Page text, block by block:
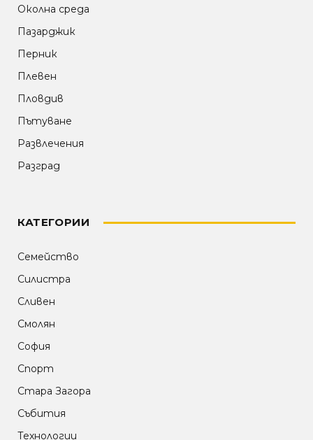
Околна среда
Пазарджик
Перник
Плевен
Пловдив
Пътуване
Развлечения
Разград
КАТЕГОРИИ
Семейство
Силистра
Сливен
Смолян
София
Спорт
Стара Загора
Събития
Технологии